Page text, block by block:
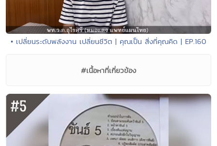
• เปลี่ยนระดับพลังงาน เปลี่ยนชีวิต | คุณเป็น สิ่งที่คุณคิด | EP.160
#เนื้อหาที่เกี่ยวข้อง